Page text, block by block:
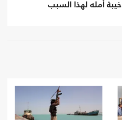
خيبة أمله لهذا السبب